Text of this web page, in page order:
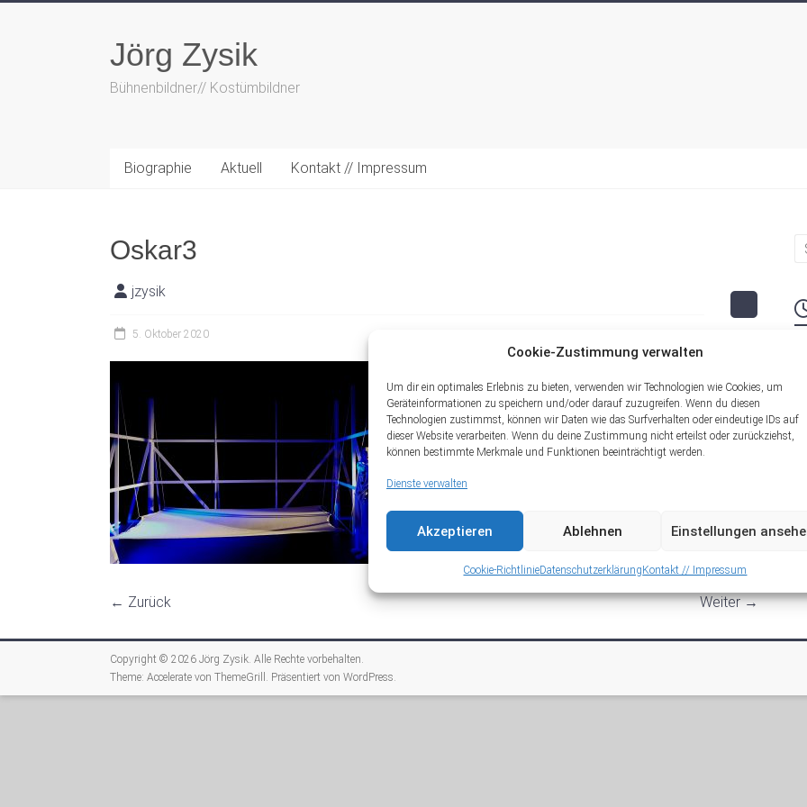
Cookie-Zustimmung verwalten
Um dir ein optimales Erlebnis zu bieten, verwenden wir Technologien wie Cookies, um
Geräteinformationen zu speichern und/oder darauf zuzugreifen. Wenn du diesen
Technologien zustimmst, können wir Daten wie das Surfverhalten oder eindeutige IDs auf
dieser Website verarbeiten. Wenn du deine Zustimmung nicht erteilst oder zurückziehst,
können bestimmte Merkmale und Funktionen beeinträchtigt werden.
Dienste verwalten
Akzeptieren Ablehnen Einstellungen
Cookie-RichtlinieDatenschutzerklärung Kontakt // Impressum
Jörg Zysik
Bühnenbildner// Kostümbildner
Biographie Aktuell Kontakt // Impressum
Oskar3
jzysik
5. Oktober 2020
← Zurück Weiter →
Copyright © 2026 Jörg Zysik. Alle Rechte vorbehalten.
Theme: Accelerate von ThemeGrill. Präsentiert von WordPress.